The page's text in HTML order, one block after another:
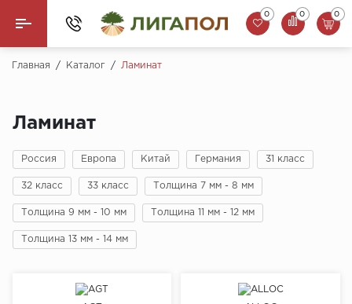
Назад
Паркетная доска
SPC Ламинат
Инженерная доска
0 0 0
Главная / Каталог / Ламинат
Ламинат
Россия Европа Китай Германия 31 класс
32 класс 33 класс Толщина 7 мм - 8 мм
Толщина 9 мм - 10 мм Толщина 11 мм - 12 мм
Толщина 13 мм - 14 мм